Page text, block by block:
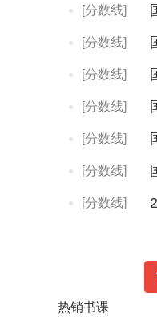
[分数线]
[分数线]
[分数线]
[分数线]
[分数线]
[分数线]
[分数线]
热销书课